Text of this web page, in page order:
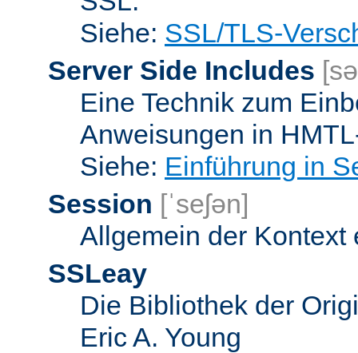
Siehe: SSL/TLS-
Server Side Includes
Eine Technik zum
Anweisungen in
Siehe: Einführung in
Session [ˈseʃən]
Allgemein der Kontext
SSLeay
Die Bibliothek der
Eric A. Young